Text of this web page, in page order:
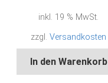
inkl. 19 % MwSt.
zzgl.Versandkosten
In den Warenkorb